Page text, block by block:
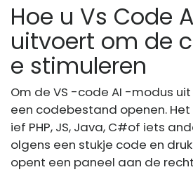
Hoe u Vs Code
uitvoert om de
e stimuleren
Om de VS -code AI -modus
een codebestand openen. Het
ief PHP, JS, Java, C#of iets
olgens een stukje code en
opent een paneel aan de